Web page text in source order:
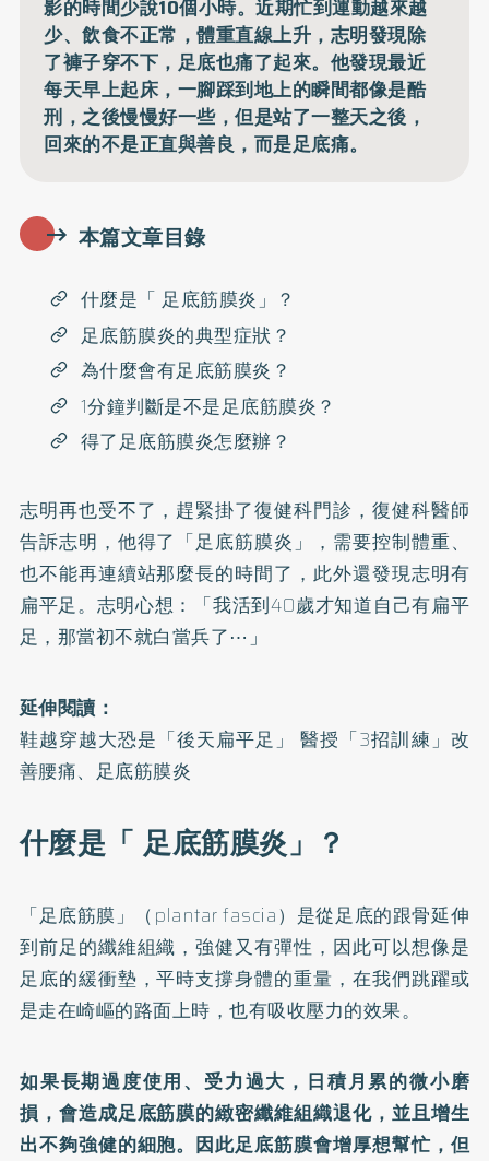
影的時間少說10個小時。近期忙到運動越來越
少、飲食不正常，體重直線上升，志明發現除
了褲子穿不下，足底也痛了起來。他發現最近
每天早上起床，一腳踩到地上的瞬間都像是酷
刑，之後慢慢好一些，但是站了一整天之後，
回來的不是正直與善良，而是足底痛。
本篇文章目錄
什麼是「 足底筋膜炎」？
足底筋膜炎的典型症狀？
為什麼會有足底筋膜炎？
1分鐘判斷是不是足底筋膜炎？
得了足底筋膜炎怎麼辦？
志明再也受不了，趕緊掛了復健科門診，復健科醫師
告訴志明，他得了「足底筋膜炎」，需要控制體重、
也不能再連續站那麼長的時間了，此外還發現志明有
扁平足。志明心想：「我活到40歲才知道自己有扁平
足，那當初不就白當兵了⋯」
延伸閱讀：
鞋越穿越大恐是「後天扁平足」 醫授「3招訓練」改
善腰痛、足底筋膜炎
什麼是「 足底筋膜炎」？
「足底筋膜」（plantar fascia）是從足底的跟骨延伸
到前足的纖維組織，強健又有彈性，因此可以想像是
足底的緩衝墊，平時支撐身體的重量，在我們跳躍或
是走在崎嶇的路面上時，也有吸收壓力的效果。
如果長期過度使用、受力過大，日積月累的微小磨
損，會造成足底筋膜的緻密纖維組織退化，並且增生
出不夠強健的細胞。因此足底筋膜會增厚想幫忙，但